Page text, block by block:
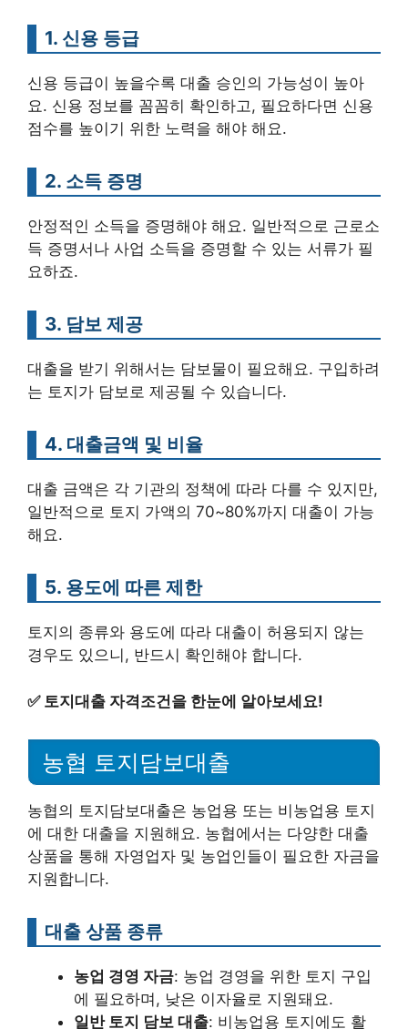
1. 신용 등급
신용 등급이 높을수록 대출 승인의 가능성이 높아
요. 신용 정보를 꼼꼼히 확인하고, 필요하다면 신용
점수를 높이기 위한 노력을 해야 해요.
2. 소득 증명
안정적인 소득을 증명해야 해요. 일반적으로 근로소
득 증명서나 사업 소득을 증명할 수 있는 서류가 필
요하죠.
3. 담보 제공
대출을 받기 위해서는 담보물이 필요해요. 구입하려
는 토지가 담보로 제공될 수 있습니다.
4. 대출금액 및 비율
대출 금액은 각 기관의 정책에 따라 다를 수 있지만,
일반적으로 토지 가액의 70~80%까지 대출이 가능
해요.
5. 용도에 따른 제한
토지의 종류와 용도에 따라 대출이 허용되지 않는
경우도 있으니, 반드시 확인해야 합니다.
✅ 토지대출 자격조건을 한눈에 알아보세요!
농협 토지담보대출
농협의 토지담보대출은 농업용 또는 비농업용 토지
에 대한 대출을 지원해요. 농협에서는 다양한 대출
상품을 통해 자영업자 및 농업인들이 필요한 자금을
지원합니다.
대출 상품 종류
농업 경영 자금: 농업 경영을 위한 토지 구입
에 필요하며, 낮은 이자율로 지원돼요.
일반 토지 담보 대출: 비농업용 토지에도 활